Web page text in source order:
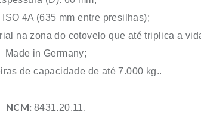
ISO 4A (635 mm entre presilhas);
na zona do cotovelo que até triplica a
Made in Germany;
de capacidade de até 7.000 kg..
NCM: 8431.20.11.